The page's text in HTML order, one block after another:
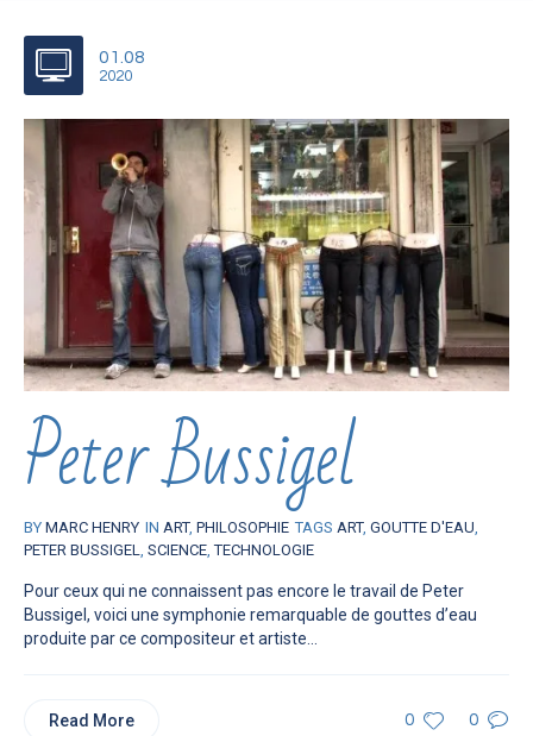
01.08
2020
Peter Bussigel
BY MARC HENRY IN ART, PHILOSOPHIE TAGS ART, GOUTTE D'EAU,
PETER BUSSIGEL, SCIENCE,TECHNOLOGIE
Pour ceux qui ne connaissent pas encore le travail de Peter
Bussigel, voici une symphonie remarquable de gouttes d’eau
produite par ce compositeur et artiste...
0 0
Read More